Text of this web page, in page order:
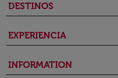
DESTINOS
EXPERIENCIA
INFORMATION